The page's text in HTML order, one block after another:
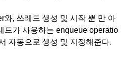
와, 쓰레드 생성 및 시작 뿐 만 아
드가 사용하는 enqueue operatio
자동으로 생성 및 지정해준다.